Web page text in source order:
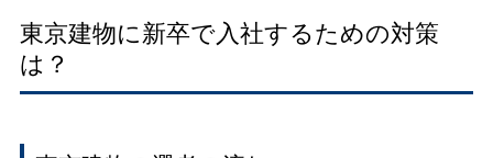
東京建物に新卒で入社するための対策
は？